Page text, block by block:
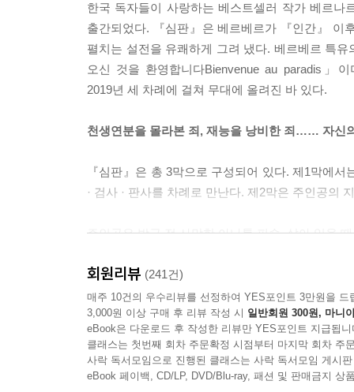
속에 갇혀 있게 하지 말고, 성장하고 성숙하고 진
아나톨 대체 당신은 누구예요? 나와 얘기하고 있
몽간에 있는 거죠.
그녀가 그에게 손을 내민다. 그가 머뭇거리다 손을
카롤린난 당신의 수호천사예요.
--- p.87
바퀴 달린 침상에 오른다.
아나톨뭘 하는 거죠?
가브리엘별거 아니에요.
카메라가 바퀴 달린 침상에 올려진 육신을 쫓아
한국 독자들이 사랑하는 베스트셀러 작가 베르
출간되었다. 『심판』은 베르베르가 『인간』 이
펼치는 설전을 유쾌하게 그려 냈다. 베르베르 특
오신 것을 환영합니다Bienvenue au paradis」
2019년 세 차례에 걸쳐 무대에 올려진 바 있다.
천생연분을 몰라본 죄, 재능을 낭비한 죄…… 자신
『심판』은 총 3막으로 구성되어 있다. 제1막에
· 검사 · 판사를 차례로 만난다. 제2막은 주인공의
주인공은 방금 전 사망한 아나톨 피숑. 살아 있을
다시 태어나야 할 수도 있다.
아나톨은 자신이 좋은 학생, 좋은 시민, 좋은 남
역시 어떻게든 그의 좋은 점을 부각하려 노력한
태어나야 하는 〈삶의 형〉을 피할 수 있을 것인가?
회원리뷰 (241건)
매주 10건의 우수리뷰를 선정하여 YES포인트 3만원을 드
3,000원 이상 구매 후 리뷰 작성 시 일반회원 300원, 마니
eBook은 다운로드 후 작성한 리뷰만 YES포인트 지급됩니
클래스는 첫번째 회차 주문확정 시점부터 마지막 회차 주
사락 독서모임으로 진행된 클래스는 사락 독서모임 게시
eBook 페이백, CD/LP, DVD/Blu-ray, 패션 및 판매금지 상